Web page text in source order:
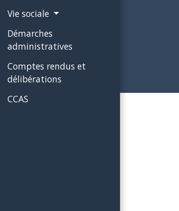
Vie sociale
Démarches
administratives
Comptes rendus et
délibérations
CCAS